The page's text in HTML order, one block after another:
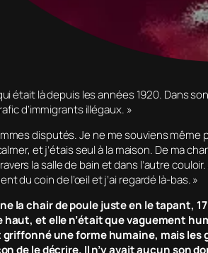
était là depuis les années 1920. Dans
d’immigrants illégaux. »
disputés. Je ne me souviens même
et j’étais seul à la maison. De ma
la salle de bain et dans l’autre
du coin de l’œil et j’ai regardé là-bas. »
la chair de poule juste en le tapant,
et elle n’était que vaguement
une forme humaine, mais